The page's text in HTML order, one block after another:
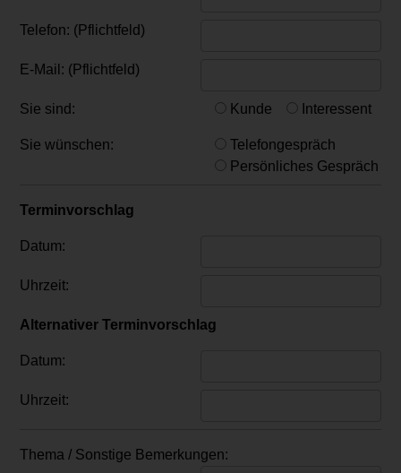
Telefon: (Pflichtfeld)
E-Mail: (Pflichtfeld)
Sie sind: Kunde Interessent
Sie wünschen:
Telefongespräch
Persönliches Gespräch
Terminvorschlag
Datum:
Uhrzeit:
Alternativer Terminvorschlag
Datum:
Uhrzeit:
Thema / Sonstige Bemerkungen: